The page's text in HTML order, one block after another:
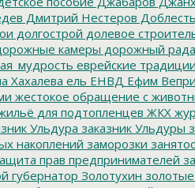
Дмитрий Нестеров
долгострой долевое
камеры дорожный
еврейские традиции
Хахалева ель ЕНВД Ефим
жестокое обращение с
для подтопленцев ЖКХ
Ульдура заказник Ульдуры
накоплений заморозки
прав предпринимателей
губернатор Золотухин